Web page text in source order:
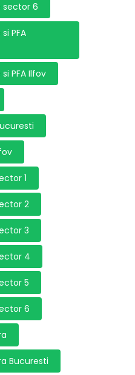
6
PFA
PFA Ilfov
1
2
3
4
5
6
Bucuresti